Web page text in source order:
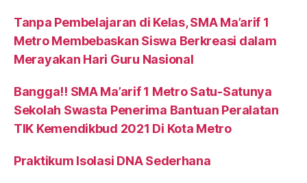
Tanpa Pembelajaran di Kelas, SMA Ma’arif 1
Metro Membebaskan Siswa Berkreasi dalam
Merayakan Hari Guru Nasional
Bangga!! SMA Ma’arif 1 Metro Satu-Satunya
Sekolah Swasta Penerima Bantuan Peralatan
TIK Kemendikbud 2021 Di Kota Metro
Praktikum Isolasi DNA Sederhana